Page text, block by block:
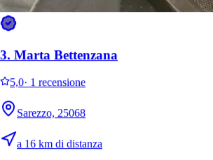
5.Alessandro Maestri
3. Marta Bettenzana
5,0· 1 recensione
Sarezzo, 25068
a 16 km di distanza